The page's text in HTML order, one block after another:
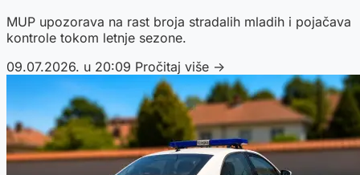
MUP upozorava na rast broja stradalih mladih i pojačava
kontrole tokom letnje sezone.
09.07.2026. u 20:09 Pročitaj više →